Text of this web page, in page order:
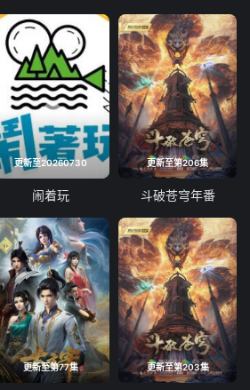
更新至20260730
闹着玩
更新至第206集
斗破苍穹年番
更新至第77集 更新至第203集